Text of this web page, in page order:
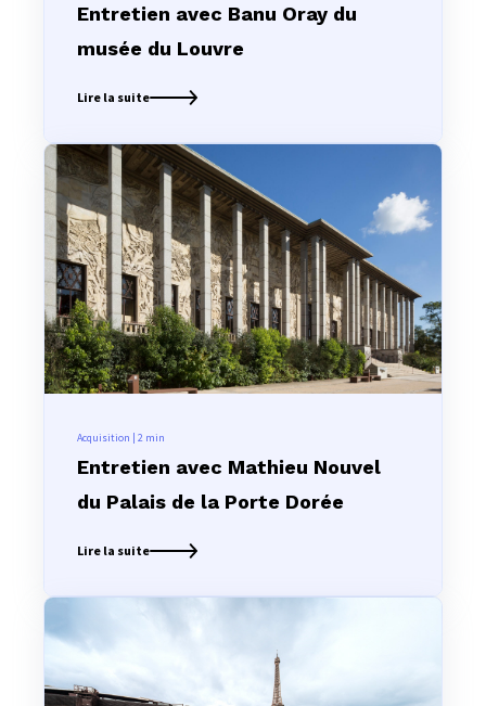
Entretien avec Banu Oray du
musée du Louvre
Lire la suite
Acquisition | 2 min
Entretien avec Mathieu Nouvel
du Palais de la Porte Dorée
Lire la suite